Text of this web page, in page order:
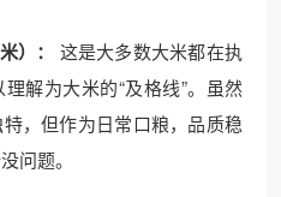
）：
这是大多数大米都在执
解为大米的“及格线”。虽然
，但作为日常口粮，品质稳
问题。